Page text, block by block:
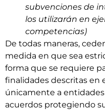
subvenciones de
los utilizarán en
competencias)
De todas maneras,
medida en que sea
forma que se requiere
finalidades descritas en
únicamente a
acuerdos protegiendo